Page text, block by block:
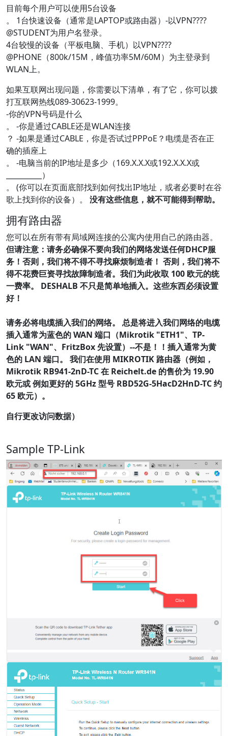
目前每个用户可以使用5台设备
。 1台快速设备（通常是LAPTOP或路由器）-以VPN????
@STUDENT为用户名登录。
4台较慢的设备（平板电脑、手机）以VPN????
@PHONE（800k/15M，峰值功率5M/60M）为主登录到
WLAN上。
如果互联网出现问题，你需要以下清单，有了它，你可以拨
打互联网热线089-30623-1999。
-你的VPN号码是什么
。 -你是通过CABLE还是WLAN连接
？ -如果是通过CABLE，你是否试过PPPoE？电缆是否在正
确的插座上
。 -电脑当前的IP地址是多少（169.X.X.X或192.X.X.X或
__________）
。 (你可以在页面底部找到如何找出IP地址，或者必要时在谷
歌上找到你的设备）。 没有这些信息，就不可能得到帮助。
拥有路由器
您可以在所有带有局域网连接的公寓内使用自己的路由器。
但请注意：请务必确保不要向我们的网络发送任何DHCP服
务！ 否则，我们将不得不寻找麻烦制造者！ 否则，我们将不
得不花费巨资寻找故障制造者。我们为此收取 100 欧元的统
一费率。 DESHALB 不只是简单地插入。这些东西必须设置
好！
请务必将电缆插入我们的网络。 总是将进入我们网络的电缆
插入通常为蓝色的 WAN 端口（Mikrotik "ETH1"、TP-
Link "WAN"、FritzBox 先设置）--不是！！ 插入通常为黄
色的 LAN 端口。 我们在使用 MIKROTIK 路由器（例如，
Mikrotik RB941-2nD-TC 在 Reichelt.de 的售价为 19.90
欧元或 例如更好的 5GHz 型号 RBD52G-5HacD2HnD-TC 约
65 欧元）。
自行更改访问数据）
Sample TP-Link